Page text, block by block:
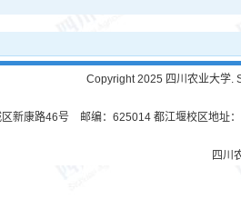
Copyright 2025 四川农业大学.
区新康路46号 邮编：625014 都江堰校区地址
四川